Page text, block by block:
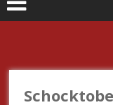
e
o
vi
e